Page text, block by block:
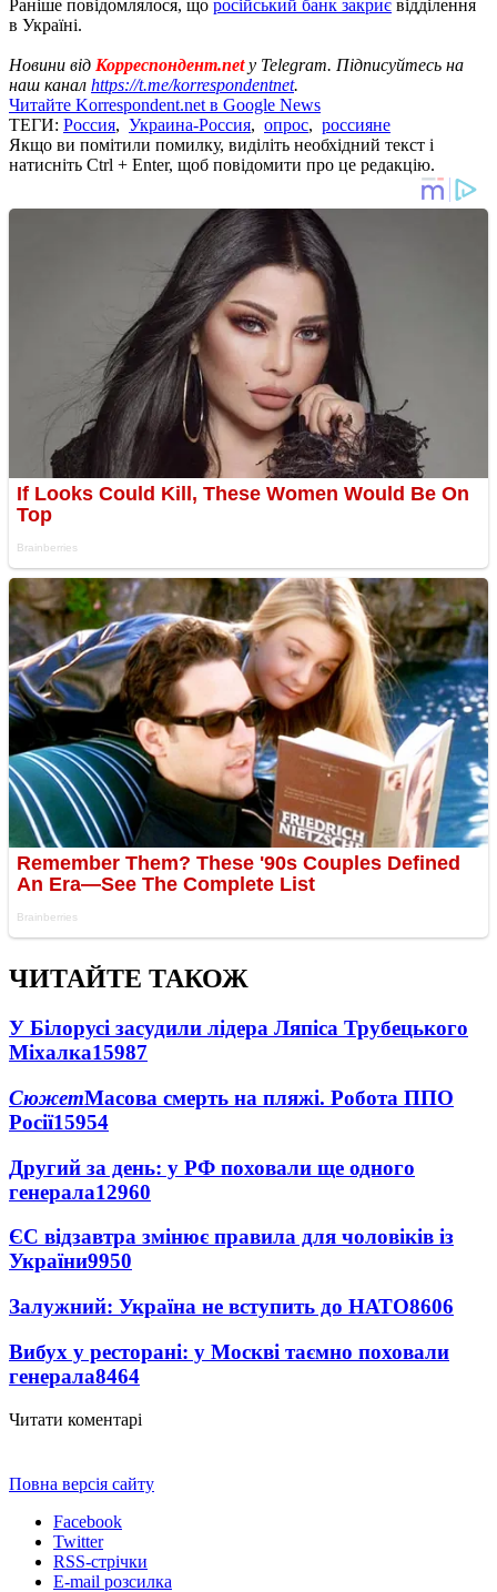
Раніше повідомлялося, що російський банк закриє відділення
в Україні.
Новини від Корреспондент.netу Telegram. Підписуйтесь на
наш канал https://t.me/korrespondentnet.
Читайте Korrespondent.net в Google News
ТЕГИ: Россия, Украина-Россия, опрос, россияне
Якщо ви помітили помилку, виділіть необхідний текст і
натисніть Ctrl + Enter, щоб повідомити про це редакцію.
ЧИТАЙТЕ ТАКОЖ
У Білорусі засудили лідера Ляпіса Трубецького
Міхалка15987
СюжетМасова смерть на пляжі. Робота ППО
Росії15954
Другий за день: у РФ поховали ще одного
генерала12960
ЄС відзавтра змінює правила для чоловіків із
України9950
Залужний: Україна не вступить до НАТО8606
Вибух у ресторані: у Москві таємно поховали
генерала8464
Читати коментарі
Повна версія сайту
Facebook
Twitter
RSS-стрічки
E-mail розсилка